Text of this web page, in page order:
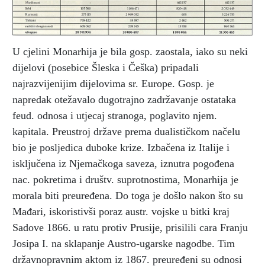
U cjelini Monarhija je bila gosp. zaostala, iako su neki
dijelovi (posebice Šleska i Češka) pripadali
najrazvijenijim dijelovima sr. Europe. Gosp. je
napredak otežavalo dugotrajno zadržavanje ostataka
feud. odnosa i utjecaj stranoga, poglavito njem.
kapitala. Preustroj države prema dualističkom načelu
bio je posljedica duboke krize. Izbačena iz Italije i
isključena iz Njemačkoga saveza, iznutra pogođena
nac. pokretima i društv. suprotnostima, Monarhija je
morala biti preuređena. Do toga je došlo nakon što su
Mađari, iskoristivši poraz austr. vojske u bitki kraj
Sadove 1866. u ratu protiv Prusije, prisilili cara Franju
Josipa I. na sklapanje Austro-ugarske nagodbe. Tim
državnopravnim aktom iz 1867. preuređeni su odnosi